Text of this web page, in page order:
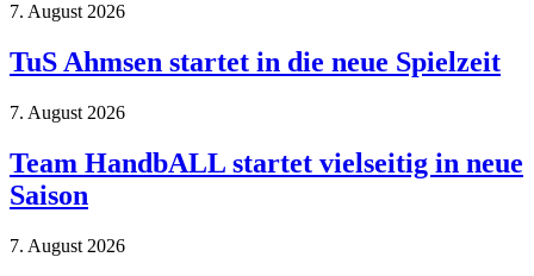
7. August 2026
TuS Ahmsen startet in die neue Spielzeit
7. August 2026
Team HandbALL startet vielseitig in neue
Saison
7. August 2026